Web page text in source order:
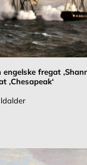
fregat
‚Chesapeak‘